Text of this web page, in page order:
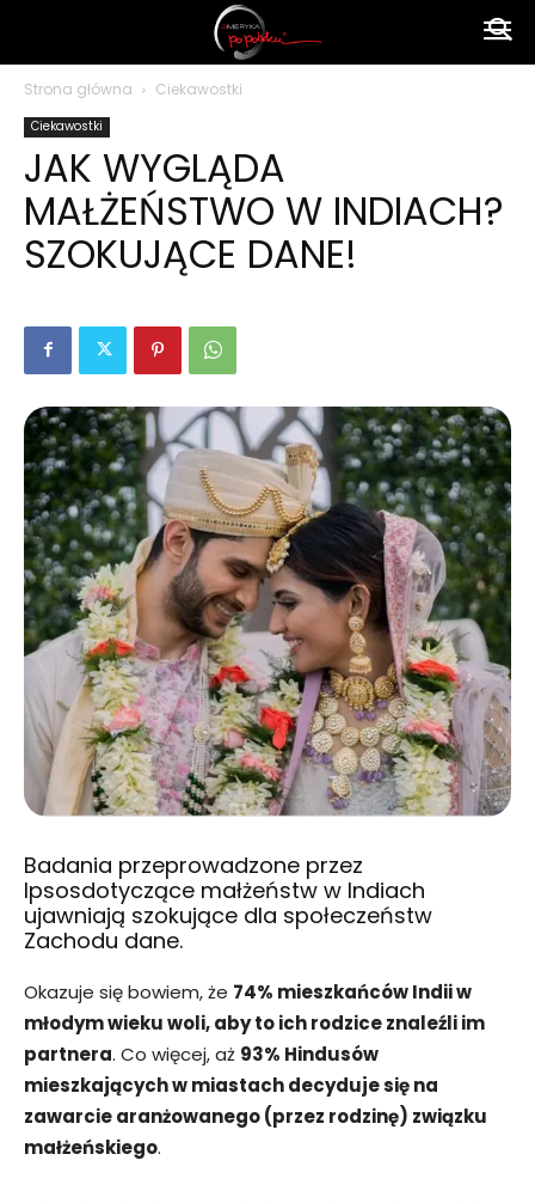
polsku
Strona główna Ciekawostki
Ciekawostki
JAK WYGLĄDA
MAŁŻEŃSTWO W INDIACH?
SZOKUJĄCE DANE!
Badania przeprowadzone przez
Ipsosdotyczące małżeństw w Indiach
ujawniają szokujące dla społeczeństw
Zachodu dane.
Okazuje się bowiem, że 74% mieszkańców Indii w
młodym wieku woli, aby to ich rodzice znaleźli im
partnera. Co więcej, aż 93% Hindusów
mieszkających w miastach decyduje się na
zawarcie aranżowanego (przez rodzinę) związku
małżeńskiego.